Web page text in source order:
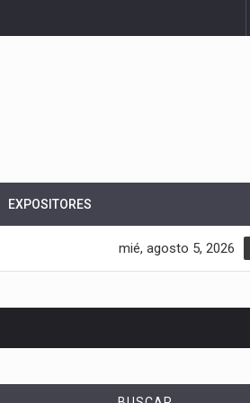
EXPOSITORES
mié, agosto 5, 2026